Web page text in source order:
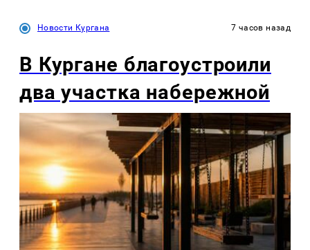
Новости Кургана 7 часов назад
В Кургане благоустроили
два участка набережной